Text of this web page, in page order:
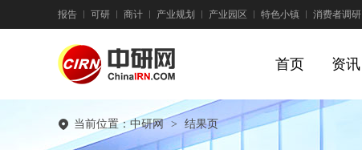
报告 可研 商计 产业规划 产业园区 特色小镇 消费者调研
首页 资讯
当前位置：中研网 > 结果页